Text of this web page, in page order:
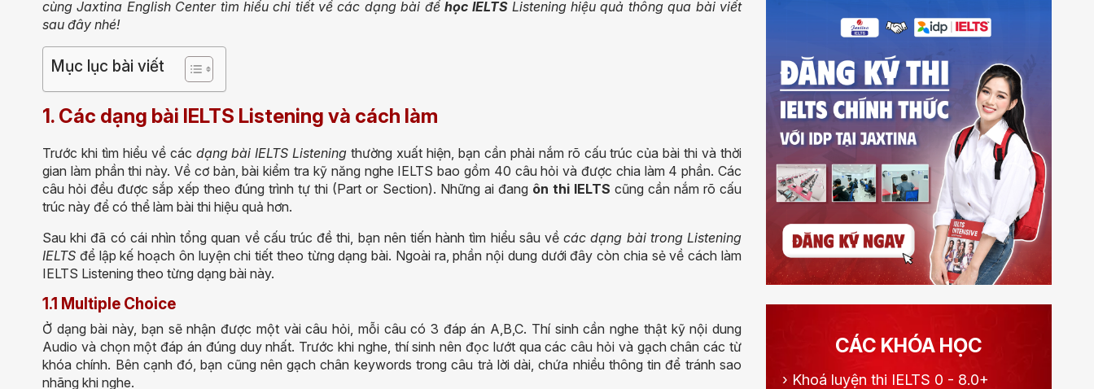
cùng Jaxtina English Center tìm hiểu chi tiết về các dạng bài để học IELTS Listening hiệu quả thông qua bài viết
sau đây nhé!
Mục lục bài viết
1. Các dạng bài IELTS Listening và cách làm
Trước khi tìm hiểu về các dạng bài IELTS Listening thường xuất hiện, bạn cần phải nắm rõ cấu trúc của bài thi và thời
gian làm phần thi này.Về cơ bản, bài kiểm tra kỹ năng nghe IELTS bao gồm 40 câu hỏi và được chia làm 4 phần. Các
câu hỏi đều được sắp xếp theo đúng trình tự thi (Part or Section). Những ai đang ôn thi IELTS cũng cần nắm rõ cấu
trúc này để có thể làm bài thi hiệu quả hơn.
Sau khi đã có cái nhìn tổng quan về cấu trúc đề thi, bạn nên tiến hành tìm hiểu sâu vềcác dạng bài trong Listening
IELTS để lập kế hoạch ôn luyện chi tiết theo từng dạng bài. Ngoài ra, phần nội dung dưới đây còn chia sẻ về cách làm
IELTS Listening theo từng dạng bài này.
1.1 Multiple Choice
Ở dạng bài này, bạn sẽ nhận được một vài câu hỏi, mỗi câu có 3 đáp án A,B,C. Thí sinh cần nghe thật kỹ nội dung
Audio và chọn một đáp án đúng duy nhất. Trước khi nghe, thí sinh nên đọc lướt qua các câu hỏi và gạch chân các từ
khóa chính. Bên cạnh đó, bạn cũng nên gạch chân keywords trong câu trả lời dài, chứa nhiều thông tin để tránh sao
nhãng khi nghe.
CÁC KHÓA HỌC
› Khoá luyện thi IELTS 0 - 8.0+